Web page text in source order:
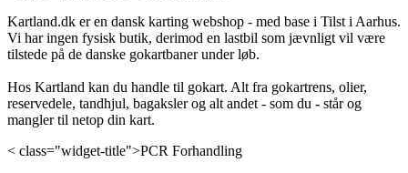
Kartland.dk er en dansk karting webshop - med base i Tilst i Aarhus.
Vi har ingen fysisk butik, derimod en lastbil som jævnligt vil være
tilstede på de danske gokartbaner under løb.
Hos Kartland kan du handle til gokart. Alt fra gokartrens, olier,
reservedele, tandhjul, bagaksler og alt andet - som du - står og
mangler til netop din kart.
< class="widget-title">PCR Forhandling